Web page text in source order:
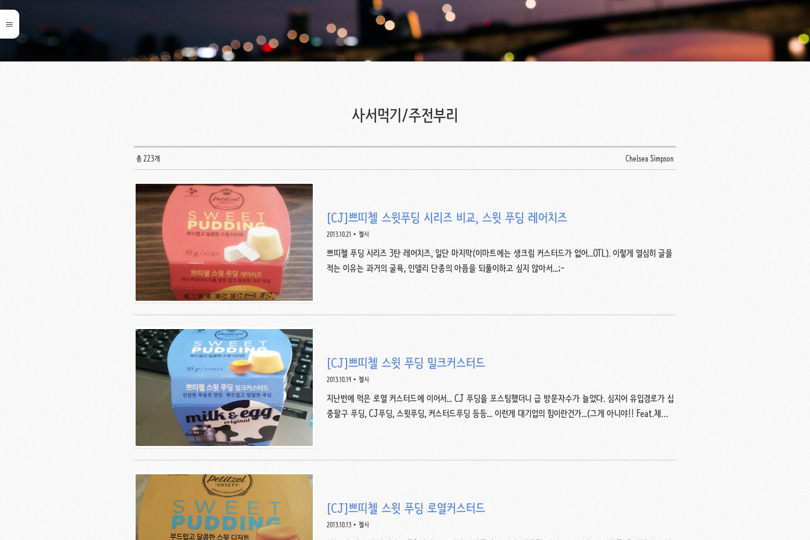
사서먹기/주전부리
총 223개 Chelsea Simpson
[CJ]쁘띠첼 스윗푸딩 시리즈 비교, 스윗 푸딩 레어치즈
2013.10.21 첼시
쁘띠첼 푸딩 시리즈 3탄 레어치즈, 일단 마지막(이마트에는 생크림 커스터드가 없어...OTL). 이렇게 열심히 글을
적는 이유는 과거의 굴욕, 인델리 단종의 아픔을 되풀이하고 싶지 않아서...;-
[CJ]쁘띠첼 스윗 푸딩 밀크커스터드
2013.10.19 첼시
지난번에 먹은 로열 커스터드에 이어서... CJ 푸딩을 포스팅했더니 급 방문자수가 늘었다. 심지어 유입경로가 십
중팔구 푸딩, CJ푸딩, 스윗푸딩, 커스터드푸딩 등등... 이런게 대기업의 힘이란건가...(그게 아니야!! Feat.채치
다. ㅇ
[CJ]쁘띠첼 스윗 푸딩 로열커스터드
2013.10.13 첼시